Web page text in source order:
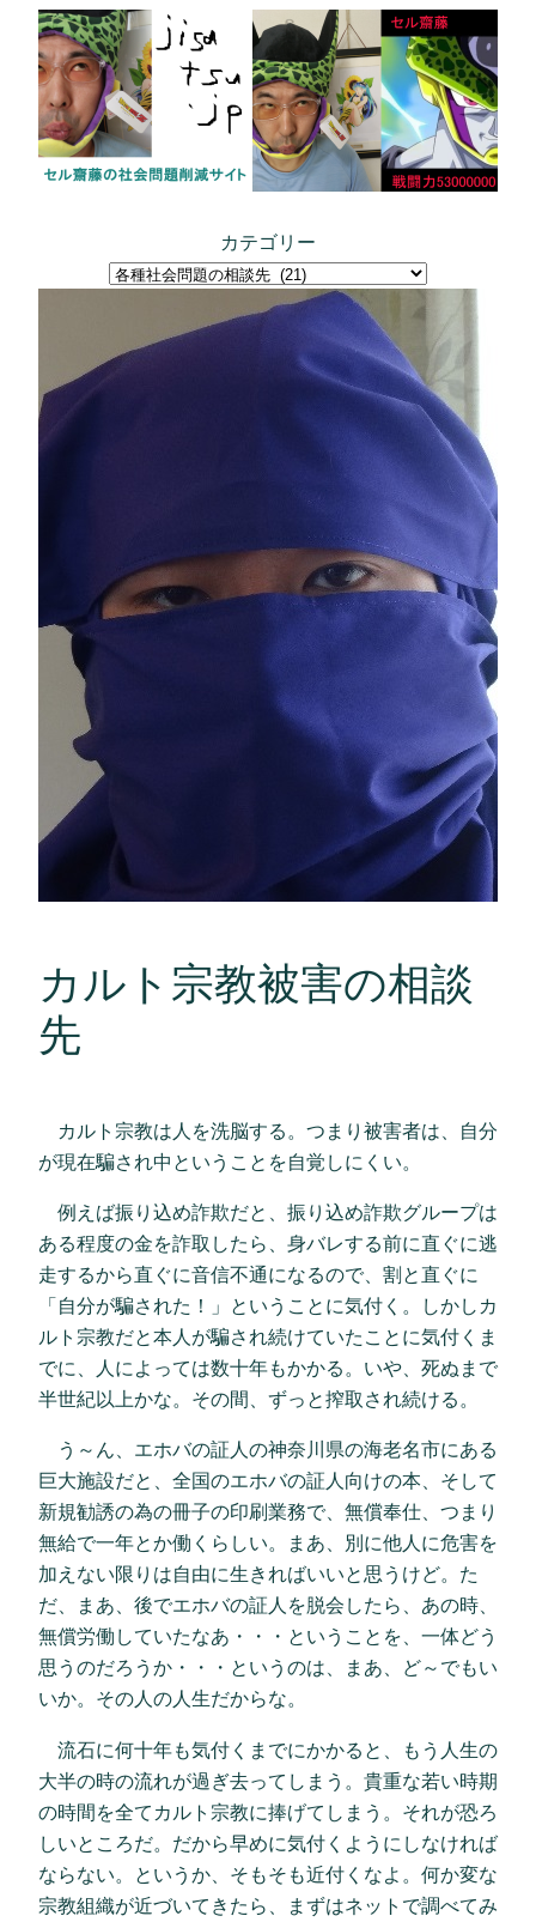
カテゴリー
カルト宗教被害の相談
先
カルト宗教は人を洗脳する。つまり被害者は、自分
が現在騙され中ということを自覚しにくい。
例えば振り込め詐欺だと、振り込め詐欺グループは
ある程度の金を詐取したら、身バレする前に直ぐに逃
走するから直ぐに音信不通になるので、割と直ぐに
「自分が騙された！」ということに気付く。しかしカ
ルト宗教だと本人が騙され続けていたことに気付くま
でに、人によっては数十年もかかる。いや、死ぬまで
半世紀以上かな。その間、ずっと搾取され続ける。
う～ん、エホバの証人の神奈川県の海老名市にある
巨大施設だと、全国のエホバの証人向けの本、そして
新規勧誘の為の冊子の印刷業務で、無償奉仕、つまり
無給で一年とか働くらしい。まあ、別に他人に危害を
加えない限りは自由に生きればいいと思うけど。た
だ、まあ、後でエホバの証人を脱会したら、あの時、
無償労働していたなあ・・・ということを、一体どう
思うのだろうか・・・というのは、まあ、ど～でもい
いか。その人の人生だからな。
流石に何十年も気付くまでにかかると、もう人生の
大半の時の流れが過ぎ去ってしまう。貴重な若い時期
の時間を全てカルト宗教に捧げてしまう。それが恐ろ
しいところだ。だから早めに気付くようにしなければ
ならない。というか、そもそも近付くなよ。何か変な
宗教組織が近づいてきたら、まずはネットで調べてみ